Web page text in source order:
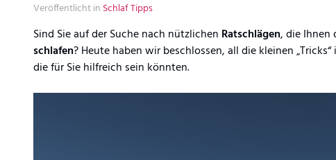
Veröffentlicht in Schlaf Tipps
Sind Sie auf der Suche nach nützlichen Ratschlägen, die Ihnen
schlafen? Heute haben wir beschlossen, all die kleinen
die für Sie hilfreich sein könnten.